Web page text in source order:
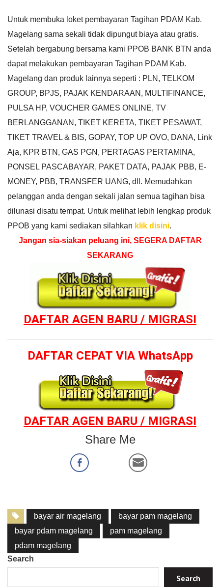
Untuk membuka loket pembayaran Tagihan PDAM Kab.
Magelang sama sekali tidak dipungut biaya atau gratis.
Setelah bergabung bersama kami PPOB BANK BTN anda
dapat melakukan pembayaran Tagihan PDAM Kab.
Magelang dan produk lainnya seperti : PLN, TELKOM
GROUP, BPJS, PAJAK KENDARAAN, MULTIFINANCE,
PULSA HP, VOUCHER GAMES ONLINE, TV
BERLANGGANAN, TIKET KERETA, TIKET PESAWAT,
TIKET TRAVEL & BIS, GOPAY, TOP UP OVO, DANA, Link
Aja, KPR BTN, GAS PGN, PERTAGAS PERTAMINA,
PONSEL PASCABAYAR, PAKET DATA, PAJAK PBB, E-
MONEY, PBB, TRANSFER UANG, dll. Memudahkan
pelanggan anda dengan sekali jalan semua tagihan bisa
dilunasi disatu tempat. Untuk melihat lebih lengkap produk
PPOB yang kami sediakan silahkan klik disini.
Jangan sia-siakan peluang ini, SEGERA DAFTAR
SEKARANG
DAFTAR AGEN BARU / MIGRASI
DAFTAR CEPAT VIA WhatsApp
DAFTAR AGEN BARU / MIGRASI
Share Me
bayar air magelang
bayar pam magelang
bayar pdam magelang
pam magelang
pdam magelang
Search
Search